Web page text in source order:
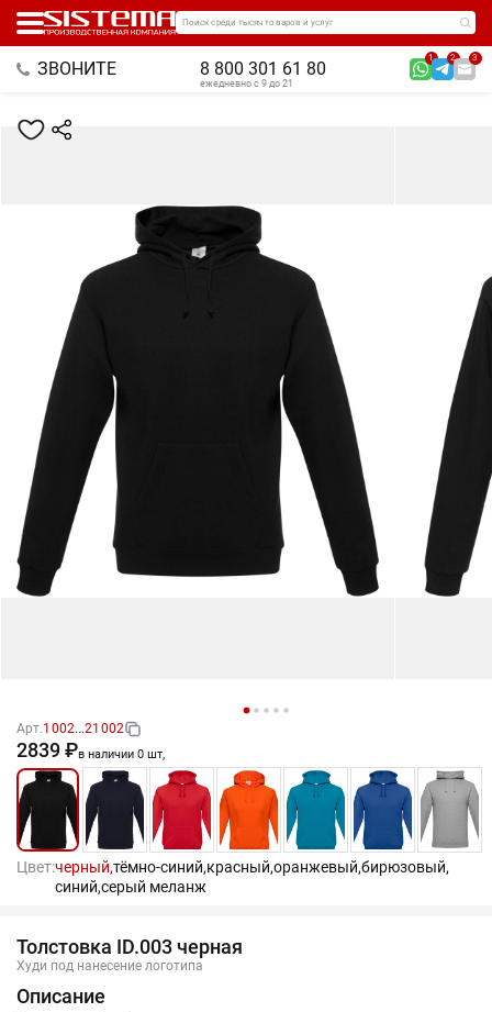
Поиск среди тысяч товаров и услуг
ЗВОНИТЕ 8 800 301 61 80
1 2 3
ежедневно с 9 до 21
Арт.1002...21002
2839 ₽в наличии 0 шт,
Цвет:черный,тёмно-синий,красный,оранжевый,бирюзовый,
синий,серый меланж
Толстовка ID.003 черная
Худи под нанесение логотипа
Описание